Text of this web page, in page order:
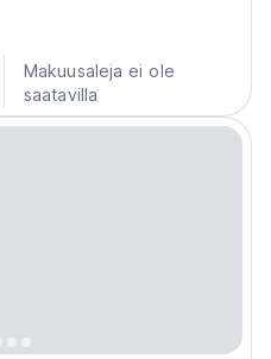
Makuusaleja ei ole
saatavilla